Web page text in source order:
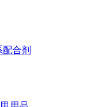
合剂